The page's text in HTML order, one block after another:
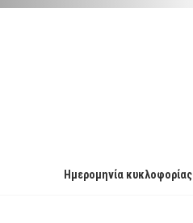
Ημερομηνία κυκλοφορίας